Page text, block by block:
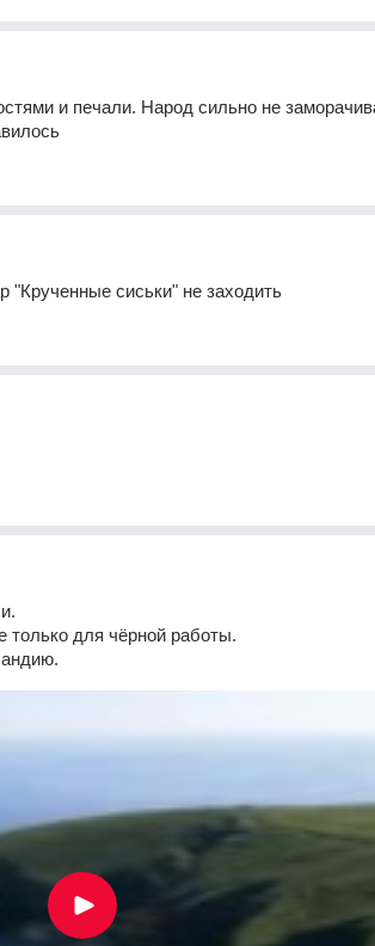
и печали. Народ сильно не
"Крученные сиськи" не заходить
для чёрной работы.